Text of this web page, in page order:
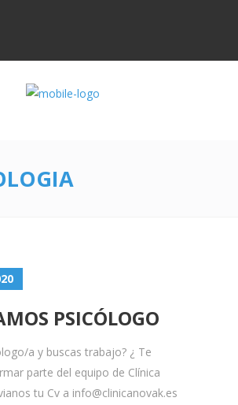
PSICÓLOGO
a y buscas trabajo? ¿ Te
parte del equipo de Clínica
tu Cv a info@clinicanovak.es